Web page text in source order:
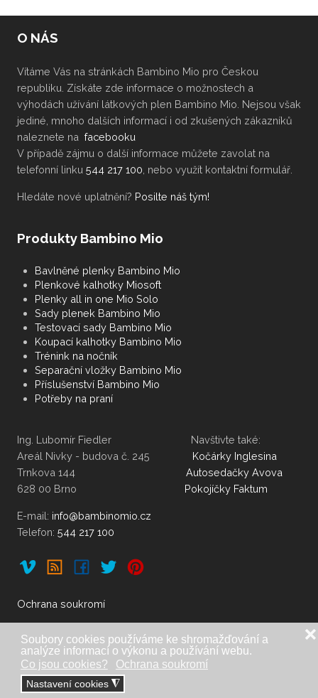
Soubory cookies používáme ke shromažďování a
analýze informací o výkonu a používání webu.
Co jsou cookies?
Ochrana soukromí
Nastavení cookies ◮
❌
O NÁS
Vítáme Vás na stránkách Bambino Mio pro Českou
republiku. Získáte zde informace o možnostech a
výhodách užívání látkových plen Bambino Mio. Nejsou však
jediné, mnoho dalších informací i od zkušených zákazníků
naleznete na facebooku
V případě zájmu o další informace můžete zavolat na
telefonní linku 544 217 100 , nebo využít kontaktní formulář.
Hledáte nové uplatnění? Posilte náš tým!
Produkty Bambino Mio
Bavlněné plenky Bambino Mio
Plenkové kalhotky Miosoft
Plenky all in one Mio Solo
Sady plenek Bambino Mio
Testovací sady Bambino Mio
Koupací kalhotky Bambino Mio
Trénink na nočník
Separační vložky Bambino Mio
Příslušenství Bambino Mio
Potřeby na praní
Ing. Lubomír Fiedler Navštivte také:
Areál Nivky - budova č. 245 Kočárky Inglesina
Trnkova 144 Autosedačky Avova
628 00 Brno Pokojíčky Faktum
E-mail:
Telefon: 544 217 100
Ochrana soukromí
Dovoz, distribuce a copyright: Ing. Lubomír Fiedler, Brno. |
Telefon:548 212 335